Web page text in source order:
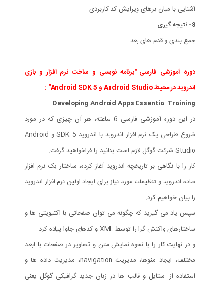
آشنایی با میان برهای ویرایش کد کاربردی
8- نتیجه گیری
جمع بندی و قدم های بعد
دوره آموزشی فارسی "برنامه نویسی و ساخت نرم افزار و بازی
اندروید در محیط Android Studio و Android SDK 5" :
Developing Android Apps Essential Training
در این دوره آموزشی فارسی 6 ساعته، هر آن چیزی که در مورد
شروع طراحی یک نرم افزار اندروید با اندروید SDK 5 و Android
Studio شرکت گوگل لازم است بدانید را فراخواهید گرفت.
کار را با نگاهی بر تاریخچه اندروید آغاز کرده، ساختار یک نرم افزار
ساده اندروید و تنظیمات مورد نیاز برای ایجاد اولین نرم افزار اندروید
را بیان خواهیم کرد.
سپس یاد می گیرید که چگونه می توان صفحاتی با اکتیویتی ها و
ساختارهای واکنش گرا را توسط XML و کدهای جاوا پیاده کرد.
و در نهایت کار را با نحوه نمایش متن و تصاویر در صفحات با ابعاد
مختلف، ایجاد منوها، مدیریت navigation، مدیریت داده ها و
استفاده از استایل و قالب ها در زبان جدید گرافیکی گوگل یعنی